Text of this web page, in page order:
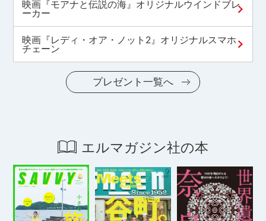
映画『モアナと伝説の海』オリジナルウインドブレ
ーカー
映画『レディ・オア・ノット2』オリジナルスマホ
チェーン
プレゼント一覧へ
エルマガジン社の本